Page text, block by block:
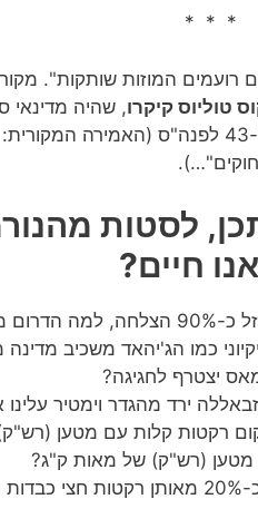
* * *
רועמים המוזות שותקות". מקור
טוליוס קיקרו, שהיה מדינאי
ונואם רומי שחי בין 106 ל-43 לפנה"ס (האמירה המקורית:
לסטות
חיים?
משותק?
כמו הג'יהאד משכיב
יצטרף לחגיגה?
ירד מהגדר וימטיר
רקטות קלות עם מטען (רש"ק)
מטען (רש"ק) של מאות ק"ג?
ומה יקרה אם רק כ-20% מאותן